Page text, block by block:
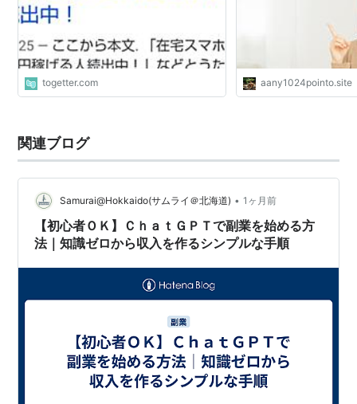
togetter.com aany1024pointo.site
関連ブログ
Samurai@Hokkaido(サムライ＠北海道) • 1ヶ月前
【初心者ＯＫ】ＣｈａｔＧＰＴで副業を始める方
法｜知識ゼロから収入を作るシンプルな手順